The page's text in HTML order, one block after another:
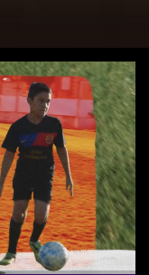
donde el fútbol se
inculca y desarrolla un
Un abanico que va
del placer, hasta la